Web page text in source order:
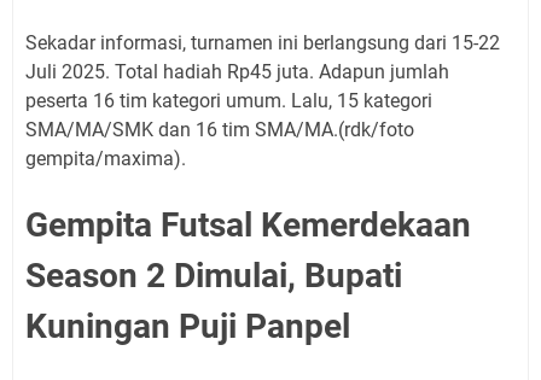
Sekadar informasi, turnamen ini berlangsung dari 15-22
Juli 2025. Total hadiah Rp45 juta. Adapun jumlah
peserta 16 tim kategori umum. Lalu, 15 kategori
SMA/MA/SMK dan 16 tim SMA/MA.(rdk/foto
gempita/maxima).
Gempita Futsal Kemerdekaan
Season 2 Dimulai, Bupati
Kuningan Puji Panpel